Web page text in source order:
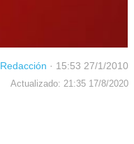
Redacción · 15:53 27/1/2010
Actualizado: 21:35 17/8/2020